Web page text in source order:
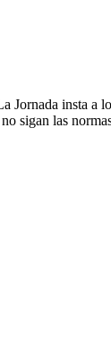
Jornada insta a
sigan las